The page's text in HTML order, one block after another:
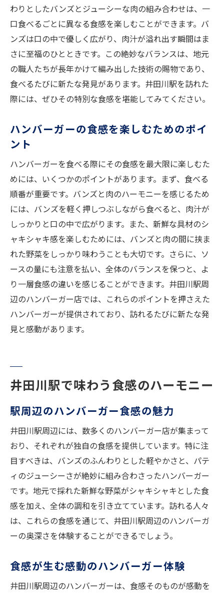
わりとしたバンズとジューシーな肉の組み合わせは、一
口食べるごとに異なる食感を楽しむことができます。バ
ンズは口の中で優しく広がり、肉汁が溢れ出す瞬間はま
さに至福のひとときです。この絶妙なバランスは、地元
の職人たちが長年かけて編み出した技術の賜物であり、
食べるたびに新たな発見があります。井田川駅を訪れた
際には、ぜひその特別な食感を堪能してみてください。
ハンバーガーの食感を楽しむためのポイ
ント
ハンバーガーを食べる際にその食感を最大限に楽しむた
めには、いくつかのポイントがあります。まず、食べる
順番が重要です。バンズと肉のハーモニーを感じるため
には、バンズを軽く押しつぶしながら食べると、肉汁が
しっかりと口の中で広がります。また、新鮮な具材のシ
ャキシャキ感を楽しむためには、バンズと肉の間に挟ま
れた野菜をしっかり味わうことも大切です。さらに、ソ
ースの量にも注意を払い、全体のバランスを保つと、よ
り一層食感の違いを感じることができます。井田川駅周
辺のハンバーガー店では、これらのポイントを押さえた
ハンバーガーが提供されており、訪れるたびに新たな発
見と感動があります。
井田川駅で味わう食感のハーモニー
駅周辺のハンバーガー食感の魅力
井田川駅周辺には、数多くのハンバーガー店が集まって
おり、それぞれが独自の食感を提供しています。特に注
目すべきは、バンズのふんわりとした軽やかさと、パテ
ィのジューシーさが絶妙に組み合わさったハンバーガー
です。地元で採れた新鮮な野菜がシャキシャキとした食
感を加え、全体の調和を引き立てています。訪れる人々
は、これらの食感を通じて、井田川駅周辺のハンバーガ
ーの奥深さを体験することができるでしょう。
食感が生む感動のハンバーガー体験
井田川駅周辺のハンバーガーは、食感そのものが感動を